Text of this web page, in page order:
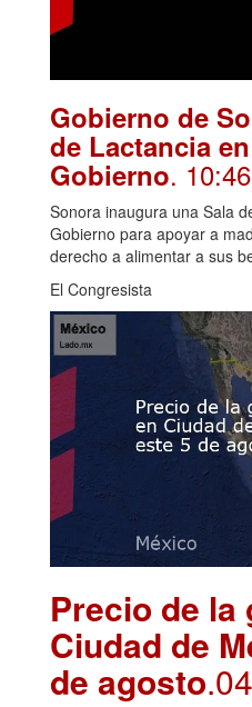
Gobierno de
de Lactancia
Gobierno. 10:46
Sonora inaugura una Sala
Gobierno para apoyar a
derecho a alimentar a sus
El Congresista
Precio de la
Ciudad de
de agosto